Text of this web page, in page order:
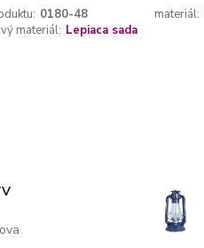
0180-48 materiál:
materiál: Lepiaca sada